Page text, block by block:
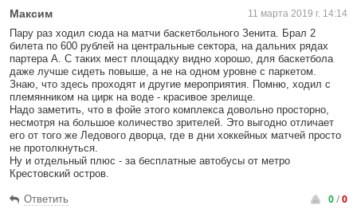
Максим 11 марта 2019 г. 14:14
Пару раз ходил сюда на матчи баскетбольного Зенита. Брал 2
билета по 600 рублей на центральные сектора, на дальних рядах
партера А. С таких мест площадку видно хорошо, для баскетбола
даже лучше сидеть повыше, а не на одном уровне с паркетом.
Знаю, что здесь проходят и другие мероприятия. Помню, ходил с
племянником на цирк на воде - красивое зрелище.
Надо заметить, что в фойе этого комплекса довольно просторно,
несмотря на большое количество зрителей. Это выгодно отличает
его от того же Ледового дворца, где в дни хоккейных матчей просто
не протолкнуться.
Ну и отдельный плюс - за бесплатные автобусы от метро
Крестовский остров.
Ответить 0/0